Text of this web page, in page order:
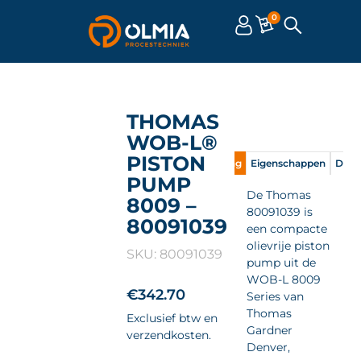
0
THOMAS
WOB-L®
PISTON
PUMP
8009 –
80091039
SKU: 80091039
€342.70
Exclusief btw en
verzendkosten.
Omschrijving Eigenschappen
De Thomas
80091039 is
een compacte
olievrije piston
pump uit de
WOB-L 8009
Series van
Thomas
Gardner
Denver,